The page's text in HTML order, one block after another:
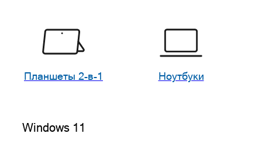
Планшеты 2-в-1 Ноутбуки
Windows 11